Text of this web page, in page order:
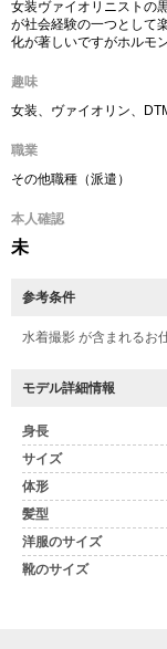
女装ヴァイオリニストの
が社会経験の一つとして
化が著しいですがホルモ
趣味
女装、ヴァイオリン、
職業
その他職種（派遣）
本人確認
未
参考条件
水着撮影 が含まれるお
モデル詳細情報
身長
サイズ
体形
髪型
洋服のサイズ
靴のサイズ